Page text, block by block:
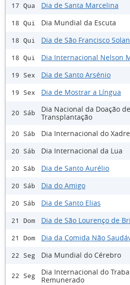
17 Qua Dia de Santa Marcelina
18 Qui Dia Mundial da Escuta
18 Qui Dia de São Francisco
18 Qui Dia Internacional Nelson
19 Sex Dia de Santo Arsénio
19 Sex Dia de Mostrar a Língua
20 Sáb
Dia Nacional da Doação
Transplantação
20 Sáb Dia Internacional do
20 Sáb Dia Internacional da Lua
20 Sáb Dia de Santo Aurélio
20 Sáb Dia do Amigo
20 Sáb Dia de Santo Elias
21 Dom Dia de São Lourenço de
21 Dom Dia da Comida Não
22 Seg Dia Mundial do Cérebro
22 Seg
Dia Internacional do
Remunerado